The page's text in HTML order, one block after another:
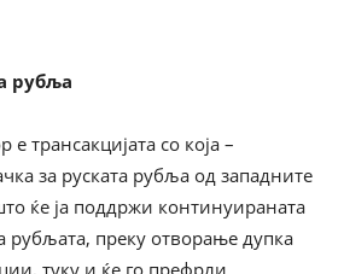
рубља
трансакцијата со која –
за руската рубља од западните
ќе ја поддржи континуираната
рубљата, преку отворање дупка
туку и ќе го префрли